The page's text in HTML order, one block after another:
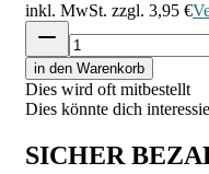
inkl. MwSt. zzgl. 3,95 €
in den Warenkorb
Dies wird oft mitbestellt
Dies könnte dich
SICHER